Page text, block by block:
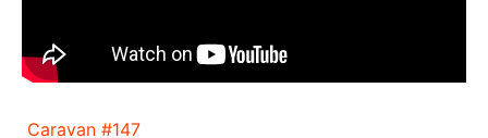
Caravan #147